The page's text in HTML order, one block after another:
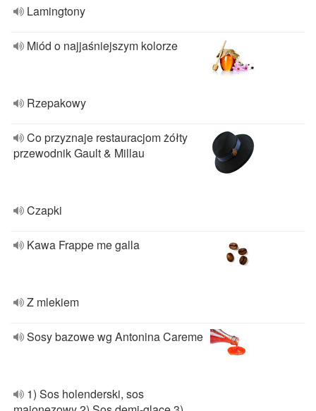
Lamingtony
Miód o najjaśniejszym kolorze
Rzepakowy
Co przyznaje restauracjom żółty
przewodnik Gault & Millau
Czapki
Kawa Frappe me galla
Z mlekiem
Sosy bazowe wg Antonina Careme
1) Sos holenderski, sos